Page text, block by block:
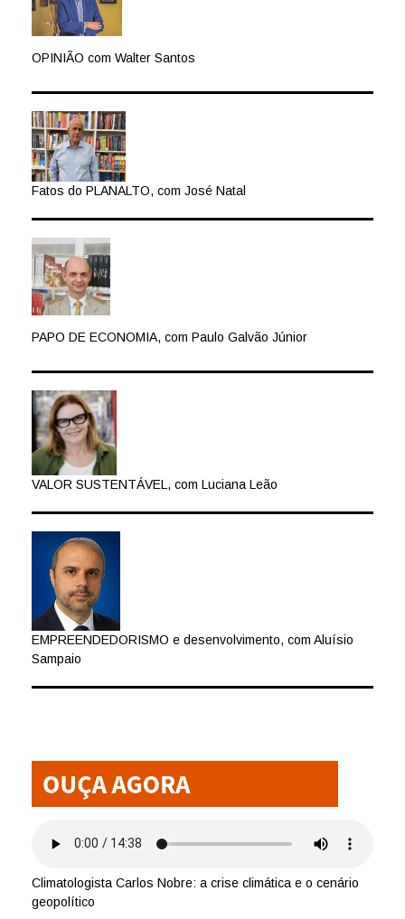
OPINIÃO com Walter Santos
Fatos do PLANALTO, com José Natal
PAPO DE ECONOMIA, com Paulo Galvão Júnior
VALOR SUSTENTÁVEL, com Luciana Leão
EMPREENDEDORISMO e desenvolvimento, com Aluísio
Sampaio
Climatologista Carlos Nobre: a crise climática e o cenário
geopolítico